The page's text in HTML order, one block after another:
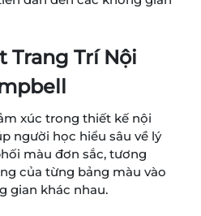
Trang Trí Nội
xúc trong thiết kế nội
người học hiểu sâu về lý
màu đơn sắc, tương
của từng bảng màu vào
gian khác nhau.